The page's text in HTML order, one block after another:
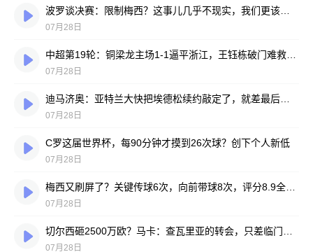
07月28日
07月28日
07月28日
C罗这届世界杯，每90分钟才摸到26次球？创下个人新低
07月28日
07月28日
07月28日